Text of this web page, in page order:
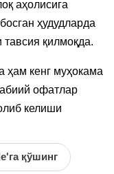
аҳолисига
ҳудудларда
тавсия қилмоқда.
ҳам кенг муҳокама
офатлар
келиши
қўшинг